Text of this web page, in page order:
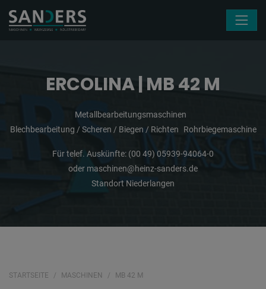
ERCOLINA | MB 42 M
Metallbearbeitungsmaschinen
Blechbearbeitung / Scheren / Biegen / Richten
Rohrbiegemaschine
Für telef. Auskünfte: (00 49) 05939-94064-0
oder maschinen@heinz-sanders.de
Standort Niederlangen
STARTSEITE MASCHINEN MB 42 M